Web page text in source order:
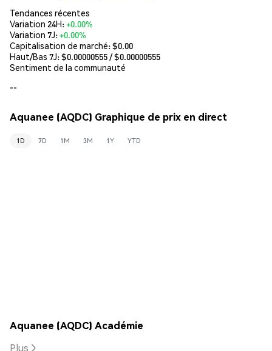
Tendances récentes
Variation 24H:+0.00%
Variation 7J:+0.00%
Capitalisation de marché:$0.00
Haut/Bas 7J: $0.00000555/ $0.00000555
Sentiment de la communauté
--
Aquanee (AQDC) Graphique de prix en direct
1D 7D 1M 3M 1Y YTD
Aquanee (AQDC) Académie
Plus